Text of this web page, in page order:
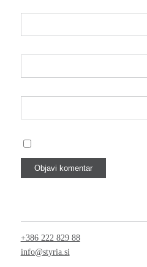
+386 222 829 88
info@styria.si